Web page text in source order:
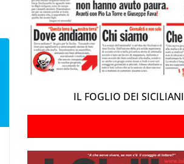
IL FOGLIO DEI SICILIANI